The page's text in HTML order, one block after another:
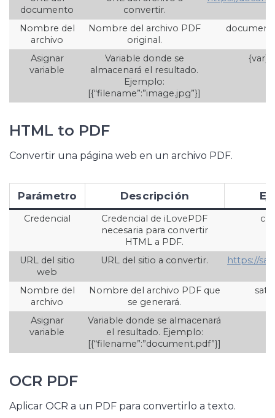
documento
convertir.
Nombre del
archivo
Nombre del archivo PDF
original.
Asignar
variable
Variable donde se
almacenará el resultado.
Ejemplo:
[{“filename”:”image.jpg”}]
{var}
HTML to PDF
Convertir una página web en un archivo PDF.
Parámetro Descripción
Credencial
Credencial de iLovePDF
necesaria para convertir
HTML a PDF.
URL del sitio
web
URL del sitio a convertir. https://
Nombre del
archivo
Nombre del archivo PDF que
se generará.
Asignar
variable
Variable donde se almacenará
el resultado. Ejemplo:
[{“filename”:”document.pdf”}]
OCR PDF
Aplicar OCR a un PDF para convertirlo a texto.